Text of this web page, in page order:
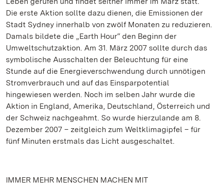
Die erste Aktion sollte dazu dienen, die Emissionen der
Stadt Sydney innerhalb von zwölf Monaten zu reduzieren.
Damals bildete die „Earth Hour“ den Beginn der
Umweltschutzaktion. Am 31. März 2007 sollte durch das
symbolische Ausschalten der Beleuchtung für eine
Stunde auf die Energieverschwendung durch unnötigen
Stromverbrauch und auf das Einsparpotential
hingewiesen werden. Noch im selben Jahr wurde die
Aktion in England, Amerika, Deutschland, Österreich und
der Schweiz nachgeahmt. So wurde hierzulande am 8.
Dezember 2007 – zeitgleich zum Weltklimagipfel – für
fünf Minuten erstmals das Licht ausgeschaltet.
IMMER MEHR MENSCHEN MACHEN MIT